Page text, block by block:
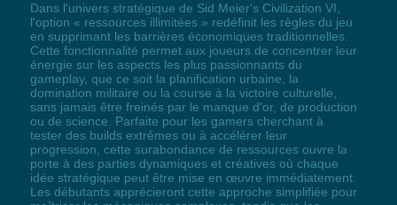
Dans l'univers stratégique de Sid Meier's Civilization VI,
l'option « ressources illimitées » redéfinit les règles du jeu
en supprimant les barrières économiques traditionnelles.
Cette fonctionnalité permet aux joueurs de concentrer leur
énergie sur les aspects les plus passionnants du
gameplay, que ce soit la planification urbaine, la
domination militaire ou la course à la victoire culturelle,
sans jamais être freinés par le manque d'or, de production
ou de science. Parfaite pour les gamers cherchant à
tester des builds extrêmes ou à accélérer leur
progression, cette surabondance de ressources ouvre la
porte à des parties dynamiques et créatives où chaque
idée stratégique peut être mise en œuvre immédiatement.
Les débutants apprécieront cette approche simplifiée pour